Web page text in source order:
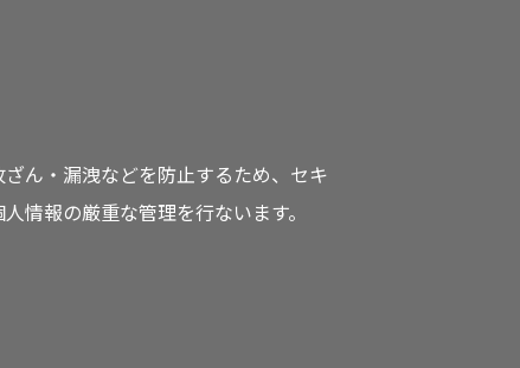
ん・漏洩などを防止するため、セキ
情報の厳重な管理を行ないます。